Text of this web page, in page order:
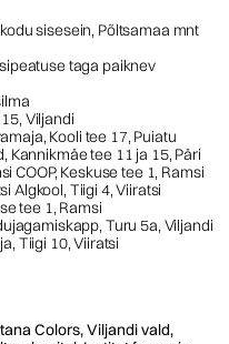
sisesein, Põltsamaa mnt
taga paiknev
Viljandi
Kooli tee 17, Puiatu
, Kannikmäe tee 11 ja 15, Päri
COOP, Keskuse tee 1, Ramsi
Algkool, Tiigi 4, Viiratsi
tee 1, Ramsi
Turu 5a, Viljandi
Tiigi 10, Viiratsi
Colors, Viljandi vald,